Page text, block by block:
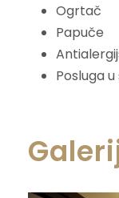
Ogrtač
Papuče
Posluga